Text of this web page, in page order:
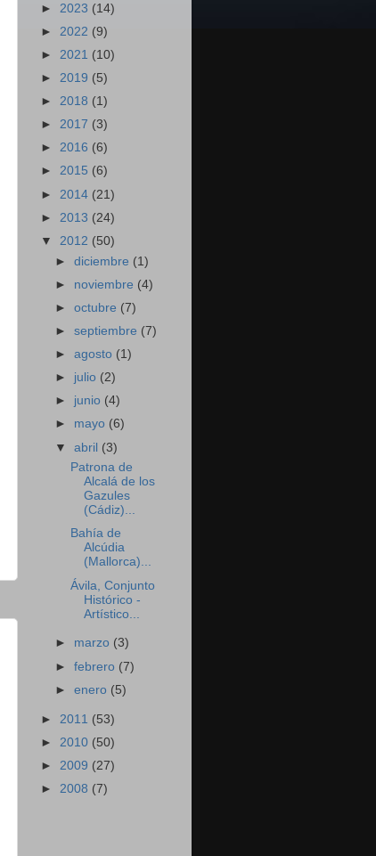
► 2023 (14)
► 2022 (9)
► 2021 (10)
► 2019 (5)
► 2018 (1)
► 2017 (3)
► 2016 (6)
► 2015 (6)
► 2014 (21)
► 2013 (24)
▼ 2012 (50)
►diciembre (1)
► noviembre (4)
►octubre (7)
►septiembre (7)
►agosto (1)
► julio (2)
► junio (4)
► mayo (6)
▼abril (3)
Patrona de
Alcalá de los
Gazules
(Cádiz)...
Bahía de
Alcúdia
(Mallorca)...
Ávila, Conjunto
Histórico -
Artístico...
► marzo (3)
►febrero (7)
►enero (5)
► 2011 (53)
► 2010 (50)
► 2009 (27)
► 2008 (7)